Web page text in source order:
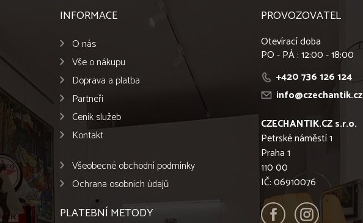
INFORMACE
O nás
Vše o nákupu
Doprava a platba
Partneři
Ceník služeb
Kontakt
Všeobecné obchodní podmínky
Ochrana osobních údajů
PLATEBNÍ METODY
PROVOZOVATEL
Otevírací doba
PO - PÁ : 12:00 - 18:00
+420 736 126 124
info@czechantik.cz
CZECHANTIK.CZ s.r.o.
Petrské náměstí 1
Praha 1
110 00
IČ: 06910076